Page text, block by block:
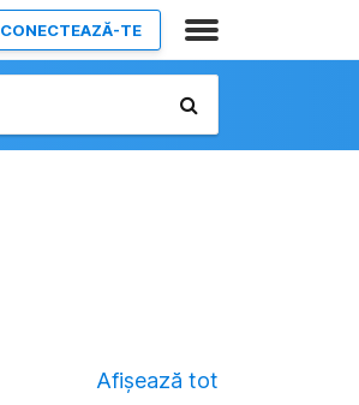
CONECTEAZĂ-TE
Afișează tot